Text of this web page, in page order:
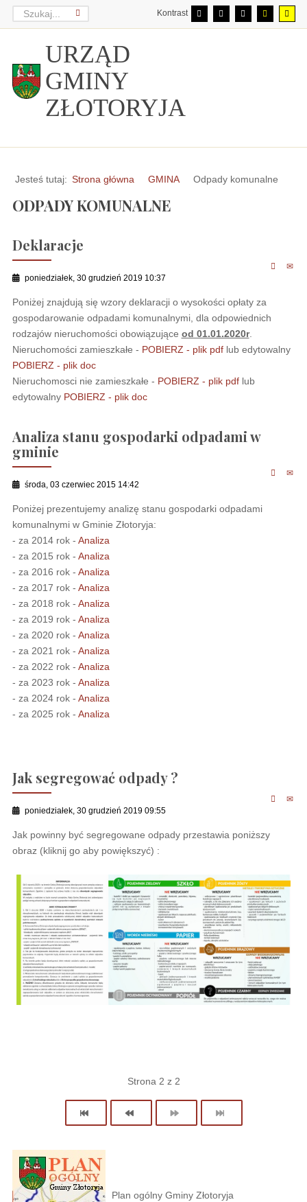
Kontrast
URZĄD
GMINY
ZŁOTORYJA
Jesteś tutaj: Strona główna GMINA Odpady komunalne
ODPADY KOMUNALNE
Deklaracje
poniedziałek, 30 grudzień 2019 10:37
Poniżej znajdują się wzory deklaracji o wysokości opłaty za
gospodarowanie odpadami komunalnymi, dla odpowiednich
rodzajów nieruchomości obowiązujące od 01.01.2020r.
Nieruchomości zamieszkałe - POBIERZ - plik pdf lub edytowalny
POBIERZ - plik doc
Nieruchomosci nie zamieszkałe - POBIERZ - plik pdflub
edytowalny POBIERZ - plik doc
Analiza stanu gospodarki odpadami w
gminie
środa, 03 czerwiec 2015 14:42
Poniżej prezentujemy analizę stanu gospodarki odpadami
komunalnymi w Gminie Złotoryja:
- za 2014 rok - Analiza
- za 2015 rok - Analiza
- za 2016 rok - Analiza
- za 2017 rok - Analiza
- za 2018 rok - Analiza
- za 2019 rok - Analiza
- za 2020 rok - Analiza
- za 2021 rok - Analiza
- za 2022 rok - Analiza
- za 2023 rok - Analiza
- za 2024 rok - Analiza
- za 2025 rok - Analiza
Jak segregować odpady ?
poniedziałek, 30 grudzień 2019 09:55
Jak powinny być segregowane odpady przestawia poniższy
obraz (kliknij go aby powiększyć) :
Strona 2 z 2
Plan ogólny Gminy Złotoryja